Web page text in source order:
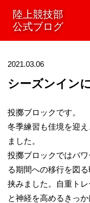
陸上競技部
公式ブログ
2021.03.06
シーズンイン
投擲ブロックです。
冬季練習も佳境を迎
ました。
投擲ブロックではパ
る期間への移行を図
挟みました。自重ト
と神経を高めるきっ